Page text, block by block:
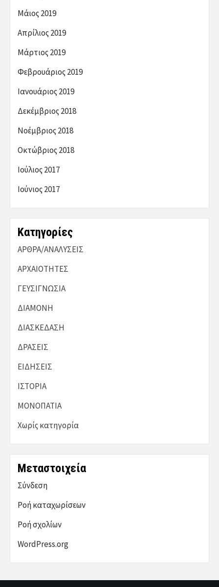
Μάιος 2019
Απρίλιος 2019
Μάρτιος 2019
Φεβρουάριος 2019
Ιανουάριος 2019
Δεκέμβριος 2018
Νοέμβριος 2018
Οκτώβριος 2018
Ιούλιος 2017
Ιούνιος 2017
Kατηγορίες
ΑΡΘΡΑ/ΑΝΑΛΥΣΕΙΣ
ΑΡΧΑΙΟΤΗΤΕΣ
ΓΕΥΣΙΓΝΩΣΙΑ
ΔΙΑΜΟΝΗ
ΔΙΑΣΚΕΔΑΣΗ
ΔΡΑΣΕΙΣ
ΕΙΔΗΣΕΙΣ
ΙΣΤΟΡΙΑ
ΜΟΝΟΠΑΤΙΑ
Χωρίς κατηγορία
Μεταστοιχεία
Σύνδεση
Ροή καταχωρίσεων
Ροή σχολίων
WordPress.org